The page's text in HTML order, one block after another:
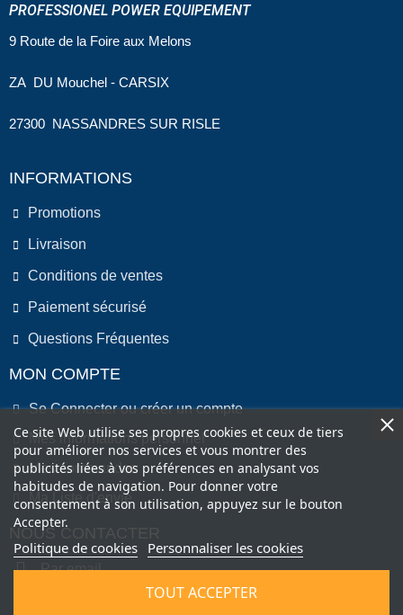
PROFESSIONEL POWER EQUIPEMENT
9 Route de la Foire aux Melons
ZA DU Mouchel - CARSIX
27300 NASSANDRES SUR RISLE
INFORMATIONS
Promotions
Livraison
Conditions de ventes
Paiement sécurisé
Questions Fréquentes
MON COMPTE
Se Connecter ou créer un compte
Mes informations personnel
Mes commandes
Ma Liste d'envie
NOUS CONTACTER
Par email
Ce site Web utilise ses propres cookies et ceux de tiers
pour améliorer nos services et vous montrer des
publicités liées à vos préférences en analysant vos
habitudes de navigation. Pour donner votre
consentement à son utilisation, appuyez sur le bouton
Accepter.
Politique de cookies Personnaliser les cookies
TOUT ACCEPTER